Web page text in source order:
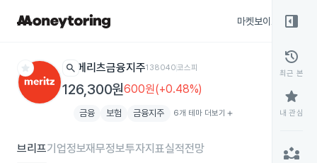
마켓보이스
star search 메리츠금융지주138040코스피
126,300원600원(+0.48%)
금융 보험 금융지주 6개 테마 더보기 add
브리프기업정보재무정보투자지표실적전망
right_panel_open
history
최근 본
star
내 관심
partner_exchange